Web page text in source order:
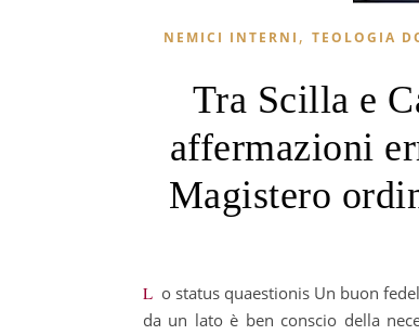
NEMICI INTERNI , TEOLOGIA
Tra Scilla e
affermazioni
Magistero
Lo status quaestionis Un buon fedele che vuole rimanere cattolico si trova davanti a una grandissima difficoltà:
da un lato è ben conscio della